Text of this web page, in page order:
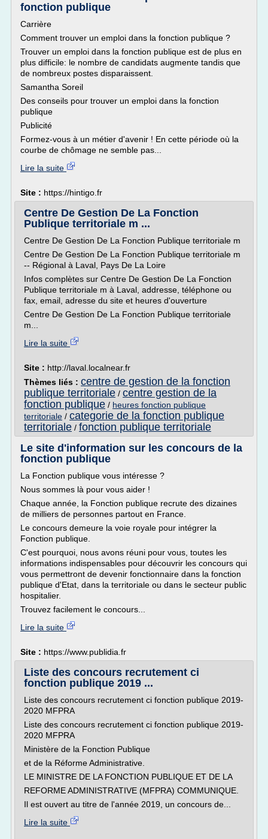
fonction publique
Carrière
Comment trouver un emploi dans la fonction publique ?
Trouver un emploi dans la fonction publique est de plus en
plus difficile: le nombre de candidats augmente tandis que
de nombreux postes disparaissent.
Samantha Soreil
Des conseils pour trouver un emploi dans la fonction
publique
Publicité
Formez-vous à un métier d'avenir ! En cette période où la
courbe de chômage ne semble pas...
Lire la suite
Site : https://hintigo.fr
Centre De Gestion De La Fonction
Publique territoriale m ...
Centre De Gestion De La Fonction Publique territoriale m
Centre De Gestion De La Fonction Publique territoriale m
-- Régional à Laval, Pays De La Loire
Infos complètes sur Centre De Gestion De La Fonction
Publique territoriale m à Laval, addresse, téléphone ou
fax, email, adresse du site et heures d'ouverture
Centre De Gestion De La Fonction Publique territoriale
m...
Lire la suite
Site : http://laval.localnear.fr
Thèmes liés : centre de gestion de la fonction
publique territoriale / centre gestion de la
fonction publique / heures fonction publique
territoriale / categorie de la fonction publique
territoriale / fonction publique territoriale
Le site d'information sur les concours de la
fonction publique
La Fonction publique vous intéresse ?
Nous sommes là pour vous aider !
Chaque année, la Fonction publique recrute des dizaines
de milliers de personnes partout en France.
Le concours demeure la voie royale pour intégrer la
Fonction publique.
C'est pourquoi, nous avons réuni pour vous, toutes les
informations indispensables pour découvrir les concours qui
vous permettront de devenir fonctionnaire dans la fonction
publique d'Etat, dans la territoriale ou dans le secteur public
hospitalier.
Trouvez facilement le concours...
Lire la suite
Site : https://www.publidia.fr
Liste des concours recrutement ci
fonction publique 2019 ...
Liste des concours recrutement ci fonction publique 2019-
2020 MFPRA
Liste des concours recrutement ci fonction publique 2019-
2020 MFPRA
Ministère de la Fonction Publique
et de la Réforme Administrative.
LE MINISTRE DE LA FONCTION PUBLIQUE ET DE LA
REFORME ADMINISTRATIVE (MFPRA) COMMUNIQUE.
Il est ouvert au titre de l'année 2019, un concours de...
Lire la suite